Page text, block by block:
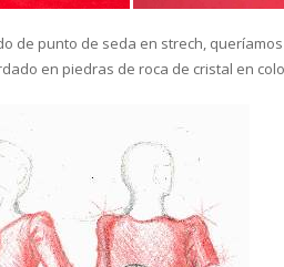
de punto de seda en strech,
en piedras de roca de cristal en